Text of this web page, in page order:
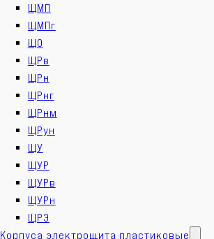
ЩМП
ЩМПг
ЩО
ЩРв
ЩРн
ЩРнг
ЩРнм
ЩРун
ЩУ
ЩУР
ЩУРв
ЩУРн
ЩРЭ
Корпуса электрощита пластиковые